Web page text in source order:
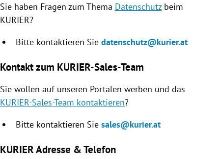
Sie haben Fragen zum Thema Datenschutzbeim
KURIER?
Bitte kontaktieren Sie datenschutz@kurier.at
Kontakt zum KURIER-Sales-Team
Sie wollen auf unseren Portalen werben und das
KURIER-Sales-Team kontaktieren?
Bitte kontaktieren Sie sales@kurier.at
KURIER Adresse & Telefon